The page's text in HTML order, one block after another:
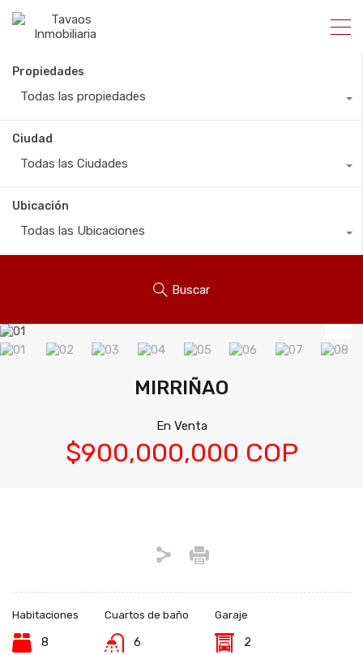
Propiedades
Todas las propiedades
Ciudad
Todas las Ciudades
Ubicación
Todas las Ubicaciones
Buscar
MIRRIÑAO
En Venta
$900,000,000 COP
Habitaciones
8
Cuartos de baño
6
Garaje
2